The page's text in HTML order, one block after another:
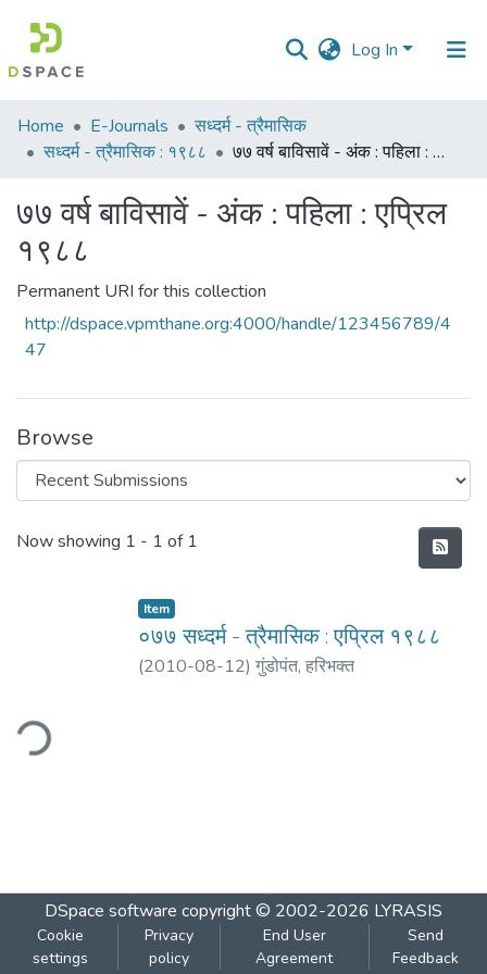
Log In
Communities
&
All of DSpace
Home E-Journals
सध्दर्म - त्रैमासिक
सध्दर्म - त्रैमासिक : १९८८
७७ वर्ष बाविसावें - अंक : पहिला : एप्रिल १९८८
७७ वर्ष बाविसावें - अंक : पहिला : एप्रिल
१९८८
Permanent URI for this collection
http://dspace.vpmthane.org:4000/handle/123456789/4
47
Browse
Recent Submissions
Now showing 1 - 1 of 1
Item
०७७ सध्दर्म - त्रैमासिक : एप्रिल १९८८
(2010-08-12) गुंडोपंत, हरिभक्‍त
DSpace software copyright © 2002-2026 LYRASIS
Cookie
settings
Privacy
policy
End User
Agreement
Send
Feedback